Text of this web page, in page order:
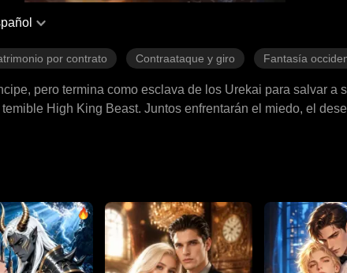
por contrato Contraataque y giro Fantasía
pero termina como esclava de los Urekai para salvar a
High King Beast. Juntos enfrentarán el miedo, el